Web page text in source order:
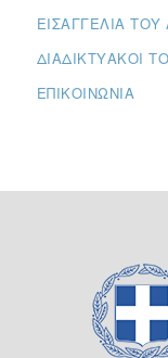
ΕΙΣΑΓΓΕΛΊΑ
ΔΙΑΔΙΚΤΥΑΚΟΊ
ΕΠΙΚΟΙΝΩΝΊΑ